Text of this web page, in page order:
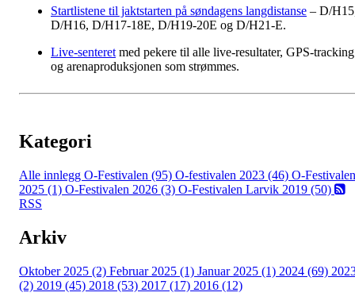
Startlistene til jaktstarten på søndagens langdistanse – D/
D/H16, D/H17-18E, D/H19-20E og D/H21-E.
Live-senteret med pekere til alle live-resultater, GPS-tracking
og arenaproduksjonen som strømmes.
Kategori
Alle innlegg O-Festivalen (95) O-festivalen 2023 (46) O-Festivalen
2025 (1) O-Festivalen 2026 (3) O-Festivalen Larvik 2019 (50)
RSS
Arkiv
Oktober 2025 (2) Februar 2025 (1) Januar 2025 (1) 2024 (69)
(2) 2019 (45) 2018 (53) 2017 (17) 2016 (12)